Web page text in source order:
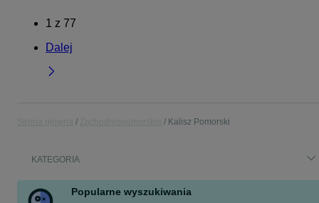
1 z 77
Dalej
Kalisz Pomorski
KATEGORIA
Popularne wyszukiwania